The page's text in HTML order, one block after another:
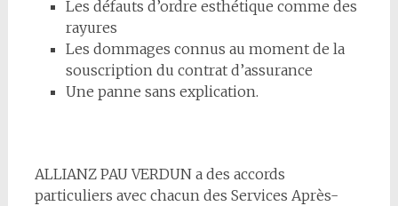
Les défauts d’ordre esthétique comme des
rayures
Les dommages connus au moment de la
souscription du contrat d’assurance
Une panne sans explication.
ALLIANZ PAU VERDUN a des accords
particuliers avec chacun des Services Après-